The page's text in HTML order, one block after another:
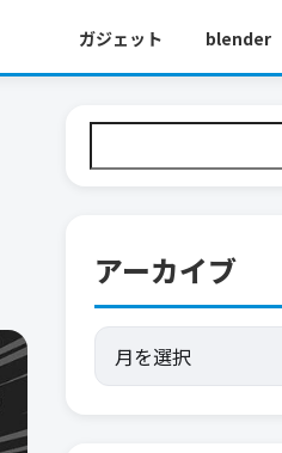
ガジェット blender
アーカイブ